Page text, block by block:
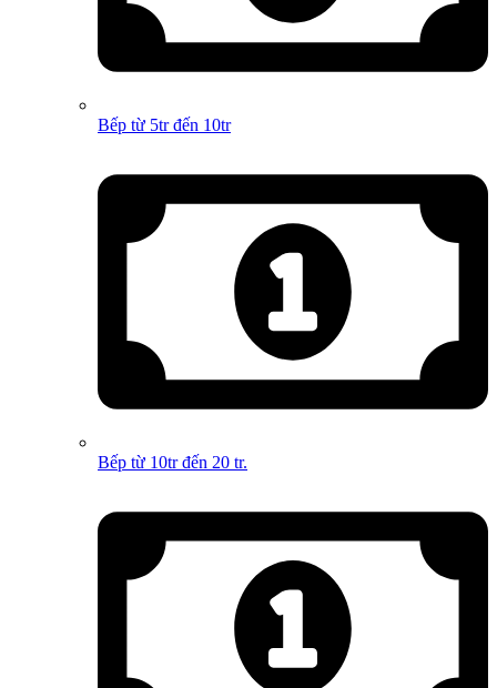
Bếp từ 5tr đến 10tr
Bếp từ 10tr đến 20 tr.